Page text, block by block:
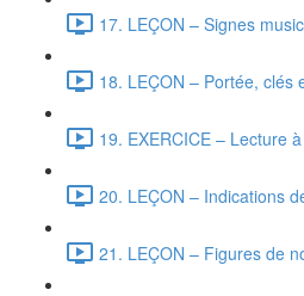
17. LEÇON – Signes
18. LEÇON – Portée, clés
19. EXERCICE – Lecture
20. LEÇON – Indications
21. LEÇON – Figures de